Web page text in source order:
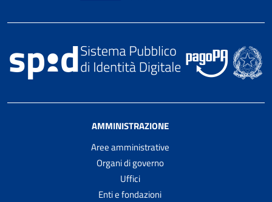
AMMINISTRAZIONE
Aree amministrative
Organi di governo
Uffici
Enti e fondazioni